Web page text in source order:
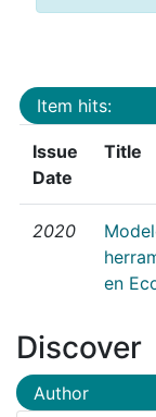
Item hits:
Issue
Date
Title
2020
en
Discover
Author